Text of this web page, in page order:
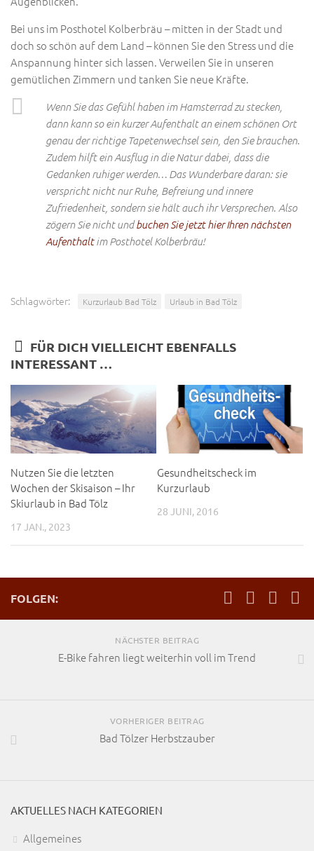
Bei uns im Posthotel Kolberbräu – mitten in der Stadt und
doch so schön auf dem Land – können Sie den Stress und die
Anspannung hinter sich lassen. Verweilen Sie in unseren
gemütlichen Zimmern und tanken Sie neue Kräfte.
Wenn Sie das Gefühl haben im Hamsterrad zu stecken,
dann kann so ein kurzer Aufenthalt an einem schönen Ort
genau der richtige Tapetenwechsel sein, den Sie brauchen.
Zudem hilft ein Ausflug in die Natur dabei, dass die
Gedanken ruhiger werden… Das Wunderbare daran: sie
verspricht nicht nur Ruhe, Befreiung und innere
Zufriedenheit, sondern sie hält auch ihr Versprechen. Also
zögern Sie nicht undbuchen Sie jetzt hier Ihren nächsten
Aufenthaltim Posthotel Kolberbräu!
Schlagwörter: Kurzurlaub Bad Tölz Urlaub in Bad Tölz
FÜR DICH VIELLEICHT EBENFALLS
INTERESSANT …
Nutzen Sie die letzten
Wochen der Skisaison – Ihr
Skiurlaub in Bad Tölz
17 JAN., 2023
Gesundheitscheck im
Kurzurlaub
28 JUNI, 2016
FOLGEN:
NÄCHSTER BEITRAG
E-Bike fahren liegt weiterhin voll im Trend
VORHERIGER BEITRAG
Bad Tölzer Herbstzauber
AKTUELLES NACH KATEGORIEN
Allgemeines